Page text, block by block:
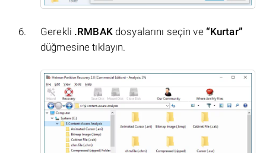
Gerekli .RMBAKdosyalarını seçin ve “Kurtar”
düğmesine tıklayın.